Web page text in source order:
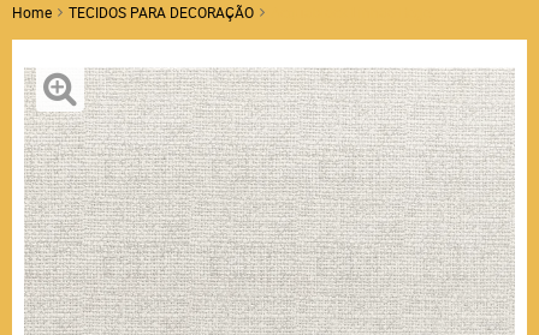
Home TECIDOS PARA DECORAÇÃO